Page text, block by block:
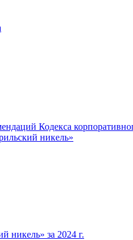
Кодекса
никель»
никель» за 2024 г.